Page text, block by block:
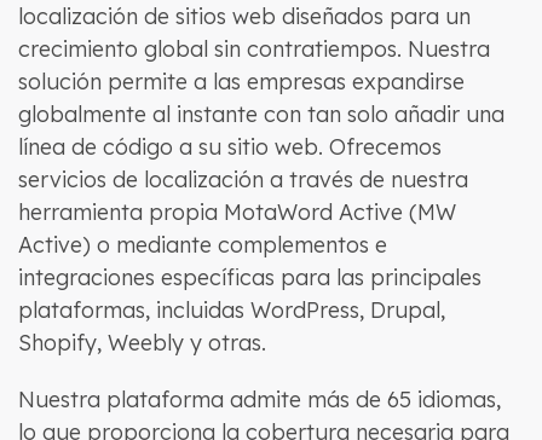
localización de sitios web diseñados para un
crecimiento global sin contratiempos. Nuestra
solución permite a las empresas expandirse
globalmente al instante con tan solo añadir una
línea de código a su sitio web. Ofrecemos
servicios de localización a través de nuestra
herramienta propia MotaWord Active (MW
Active) o mediante complementos e
integraciones específicas para las principales
plataformas, incluidas WordPress, Drupal,
Shopify, Weebly y otras.
Nuestra plataforma admite más de 65 idiomas,
lo que proporciona la cobertura necesaria para